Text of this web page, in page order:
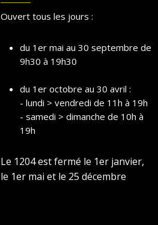
Ouvert tous les jours :
du 1er mai au 30 septembre de
9h30 à 19h30
du 1er octobre au 30 avril :
- lundi > vendredi de 11h à 19h
- samedi > dimanche de 10h à
19h
Le 1204 est fermé le 1er janvier,
le 1er mai et le 25 décembre